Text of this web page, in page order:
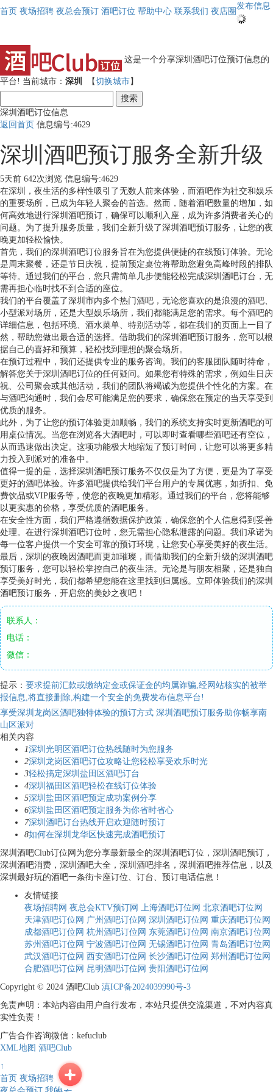
首页 夜场招聘 夜总会预订 酒吧订位 帮助中心 联系我们 夜店圈
发布信息
这是一个分享深圳酒吧订位预订信息的
平台! 当前城市： 深圳 【切换城市】
搜索
深圳酒吧订位信息
返回首页 信息编号:4629
深圳酒吧预订服务全新升级
5天前 642次浏览 信息编号:4629
在深圳，夜生活的多样性吸引了无数人前来体验，而酒吧作为社交和娱乐
的重要场所，已成为年轻人聚会的首选。然而，随着酒吧数量的增加，如
何高效地进行深圳酒吧预订，确保可以顺利入座，成为许多消费者关心的
问题。为了提升服务质量，我们全新升级了深圳酒吧预订服务，让您的夜
晚更加轻松愉快。
首先，我们的深圳酒吧订位服务旨在为您提供便捷的在线预订体验。无论
是周末聚餐，还是节日庆祝，提前预定桌位将帮助您避免高峰时段的排队
等待。通过我们的平台，您只需简单几步便能轻松完成深圳酒吧订台，无
需再担心临时找不到合适的座位。
我们的平台覆盖了深圳市内多个热门酒吧，无论您喜欢的是浪漫的酒吧、
小型派对场所，还是大型娱乐场所，我们都能满足您的需求。每个酒吧的
详细信息，包括环境、酒水菜单、特别活动等，都在我们的页面上一目了
然，帮助您做出最合适的选择。借助我们的深圳酒吧预订服务，您可以根
据自己的喜好和预算，轻松找到理想的聚会场所。
在预订过程中，我们还提供专业的服务咨询。我们的客服团队随时待命，
解答您关于深圳酒吧订位的任何疑问。如果您有特殊的需求，例如生日庆
祝、公司聚会或其他活动，我们的团队将竭诚为您提供个性化的方案。在
与酒吧沟通时，我们会尽可能满足您的要求，确保您在预定的当天享受到
优质的服务。
此外，为了让您的预订体验更加顺畅，我们的系统支持实时更新酒吧的可
用桌位情况。当您在浏览各大酒吧时，可以即时查看哪些酒吧还有空位，
从而迅速做出决定。这项功能极大地缩短了预订时间，让您可以将更多精
力投入到派对的准备中。
值得一提的是，选择深圳酒吧预订服务不仅仅是为了方便，更是为了享受
更好的酒吧体验。许多酒吧提供给我们平台用户的专属优惠，如折扣、免
费饮品或VIP服务等，使您的夜晚更加精彩。通过我们的平台，您将能够
以更实惠的价格，享受优质的酒吧服务。
在安全性方面，我们严格遵循数据保护政策，确保您的个人信息得到妥善
处理。在进行深圳酒吧订位时，您无需担心隐私泄露的问题。我们承诺为
每一位客户提供一个安全可靠的预订环境，让您安心享受美好的夜生活。
最后，深圳的夜晚因酒吧而更加璀璨，而借助我们的全新升级的深圳酒吧
预订服务，您可以轻松掌控自己的夜生活。无论是与朋友相聚，还是独自
享受美好时光，我们都希望您能在这里找到归属感。立即体验我们的深圳
酒吧预订服务，开启您的美妙之夜吧！
联系人：
电话：
微信：
提示： 要求提前汇款或缴纳定金或保证金的均属诈骗,经网站核实的被举
报信息,将直接删除,构建一个安全的免费发布信息平台!
享受深圳龙岗区酒吧独特体验的预订方式 深圳酒吧预订服务助你畅享南
山区派对
相关内容
1深圳光明区酒吧订位热线随时为您服务
2深圳龙岗区酒吧订位攻略让您轻松享受欢乐时光
3轻松搞定深圳盐田区酒吧订台
4深圳福田区酒吧轻松在线订位体验
5深圳盐田区酒吧预定成功案例分享
6深圳盐田区酒吧预定服务为你省时省心
7深圳酒吧订台热线开启欢迎随时预订
8如何在深圳龙华区快速完成酒吧预订
深圳酒吧Club订位网为您分享最新最全的深圳酒吧订位，深圳酒吧预订，
深圳酒吧消费，深圳酒吧大全，深圳酒吧排名，深圳酒吧推荐信息，以及
深圳最好玩的酒吧一条街卡座订位、订台、预订电话信息！
友情链接
夜场招聘网 夜总会KTV预订网 上海酒吧订位网 北京酒吧订位网
天津酒吧订位网 广州酒吧订位网 深圳酒吧订位网 重庆酒吧订位网
成都酒吧订位网 杭州酒吧订位网 东莞酒吧订位网 南京酒吧订位网
苏州酒吧订位网 宁波酒吧订位网 无锡酒吧订位网 青岛酒吧订位网
武汉酒吧订位网 西安酒吧订位网 长沙酒吧订位网 郑州酒吧订位网
合肥酒吧订位网 昆明酒吧订位网 贵阳酒吧订位网
Copyright © 2024 酒吧Club 滇ICP备2024039990号-3
免责声明：本站内容由用户自行发布，本站只提供交流渠道，不对内容真
实性负责！
广告合作咨询微信：kefuclub
XML地图 酒吧Club
↑
首页 夜场招聘